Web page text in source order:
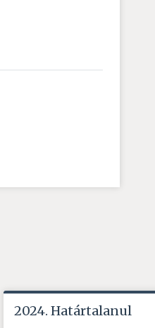
2024. Határtalanul